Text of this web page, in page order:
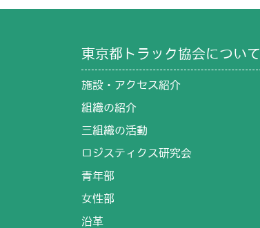
東京都トラック協会について
施設・アクセス紹介
組織の紹介
三組織の活動
ロジスティクス研究会
青年部
女性部
沿革